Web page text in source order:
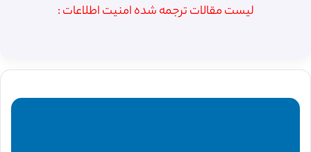
لیست مقالات ترجمه شده امنیت اطلاعات :